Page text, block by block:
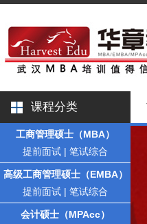
课程分类
工商管理硕士（MBA）
提前面试 | 笔试综合
高级工商管理硕士（EMBA）
提前面试 | 笔试综合
会计硕士（MPAcc）